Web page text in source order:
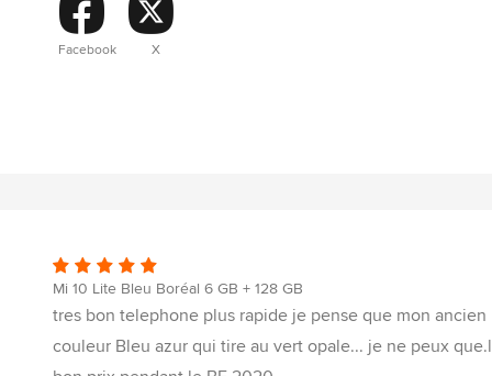
Facebook X
Mi 10 Lite Bleu Boréal 6 GB + 128 GB
tres bon telephone plus rapide je pense que mon
couleur Bleu azur qui tire au vert opale... je ne peux